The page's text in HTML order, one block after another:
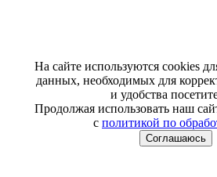
На сайте используются cookies
данных, необходимых для
и удобства
Продолжая использовать наш
с политикой по
Соглашаюсь